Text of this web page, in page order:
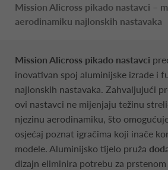
Mission Alicross pikado nastavci –
aerodinamiku najlonskih nastavaka
Mission Alicross pikado nastavci
inovativan spoj aluminijske izrade i
najlonskih nastavaka. Zahvaljujući
ovi nastavci ne mijenjaju težinu
njezinu aerodinamiku, što
osjećaj poznat igračima koji inače
modele. Aluminijsko tijelo pruža
dizajn eliminira potrebu za